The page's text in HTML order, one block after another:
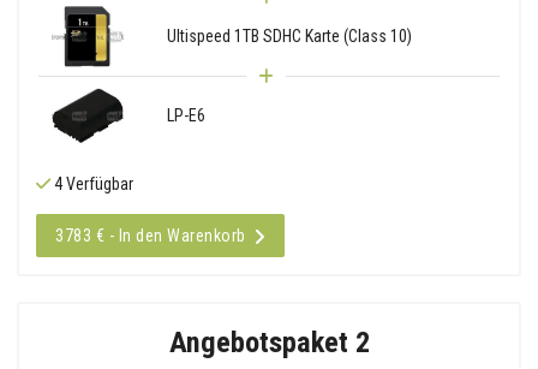
Ultispeed 1TB SDHC Karte (Class 10)
LP-E6
4 Verfügbar
3783 € - In den Warenkorb
Angebotspaket 2